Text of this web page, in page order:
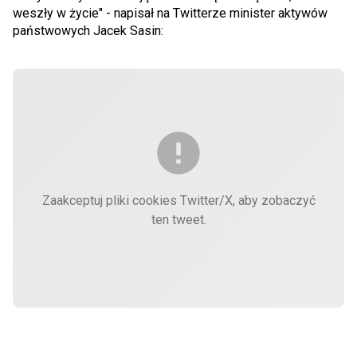
weszły w życie" - napisał na Twitterze minister aktywów
państwowych Jacek Sasin:
Zaakceptuj pliki cookies Twitter/X, aby zobaczyć
ten tweet.